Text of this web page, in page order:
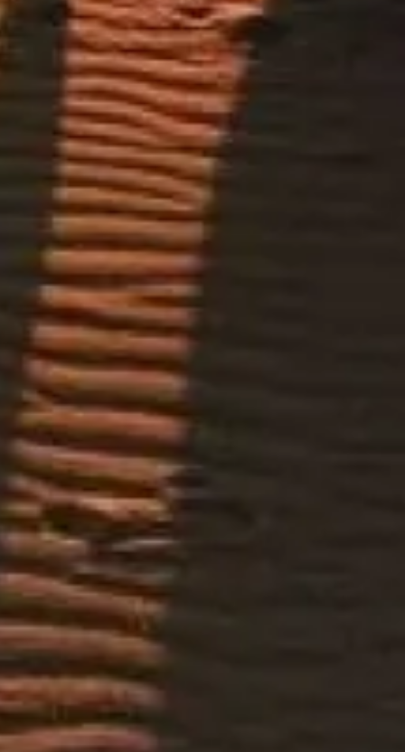
ทัวร์ซาฟารีทะเลทรายดูไบ
เว็บไซต์คู่มืออิสระที่รวบรวมข้อมูลเกี่ยวกับทัวร์ทะเลทรายรอ
บดูไบ – ตั้งแต่การตะลุยเนินทราย ขี่อูฐ เอทีวี แคมป์เบดูอิน ไป
จนถึงคำแนะนำง่าย ๆ สำหรับการเดินทางให้ปลอดภัยและสนุก.
เว็บไซต์นี้เป็นเพียงคู่มือข้อมูล ไม่ได้เป็นตัวแทนอย่างเป็น
ทางการของผู้จัดทัวร์หรือหน่วยงานใด ๆ.
เว็บไซต์ desert-safari.ae เป็นแพลตฟอร์มข้อมูลอิสระที่อุทิศให้กับ
ทัวร์ซาฟารีทะเลทรายดูไบ.
เครื่องหมายการค้าและแบรนด์ที่ปรากฏทั้งหมดเป็นทรัพย์สิน
ของเจ้าของที่เกี่ยวข้อง หากมีคำถามเกี่ยวกับตั๋ว โปรดติดต่อผู้ให้
บริการตั๋วโดยตรง. ติดต่อเรา
ลิงก์ด่วน
เลือกตั๋วของคุณ
ตารางเวลาเข้าชม
ควรชมอะไร
คำถามที่พบบ่อย
ข้อกฎหมาย
ข้อกฎหมาย
เกี่ยวกับเรา
นโยบายความเป็นส่วนตัว
นโยบายคุกกี้
สร้างด้วย ❤️ เพื่อผู้เดินทางและคนรักประวัติศาสตร์ทั่วโลก โดย
คนที่รักเหมือนกัน
ผู้ช่วยส่วนตัวของคุณสำหรับ ทัวร์ซาฟารีทะเลทรายดูไบ ถามฉัน
ได้ทุกเรื่องเกี่ยวกับตั๋ว เวลาเข้าชม และอื่น ๆ!